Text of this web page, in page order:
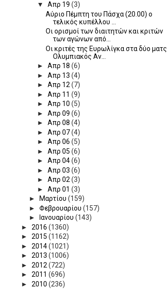
▼Απρ 19(3)
Αύριο Πέμπτη του Πάσχα (20.00) ο
τελικός κυπέλλου ...
Οι ορισμοί των διαιτητών και κριτών
των αγώνων από...
Οι κριτές της Ευρωλίγκα στα δύο ματς
Ολυμπιακός Αν...
►Απρ 18(6)
►Απρ 13(4)
►Απρ 12(7)
►Απρ 11(9)
►Απρ 10(5)
►Απρ 09(6)
►Απρ 08(4)
►Απρ 07(4)
►Απρ 06(5)
►Απρ 05(6)
►Απρ 04(6)
►Απρ 03(6)
►Απρ 02(3)
►Απρ 01(3)
► Μαρτίου(159)
►Φεβρουαρίου(157)
►
Ιανουαρίου(143)
► 2016 (1360)
► 2015 (1162)
► 2014(1021)
► 2013 (1006)
► 2012 (722)
► 2011 (696)
► 2010 (236)